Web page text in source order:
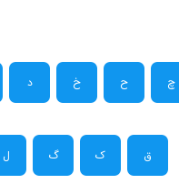
چ ح خ د
ق ک گ ل